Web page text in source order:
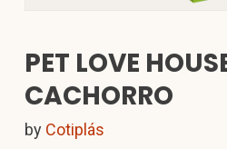
PET LOVE
CACHORRO
by Cotiplás